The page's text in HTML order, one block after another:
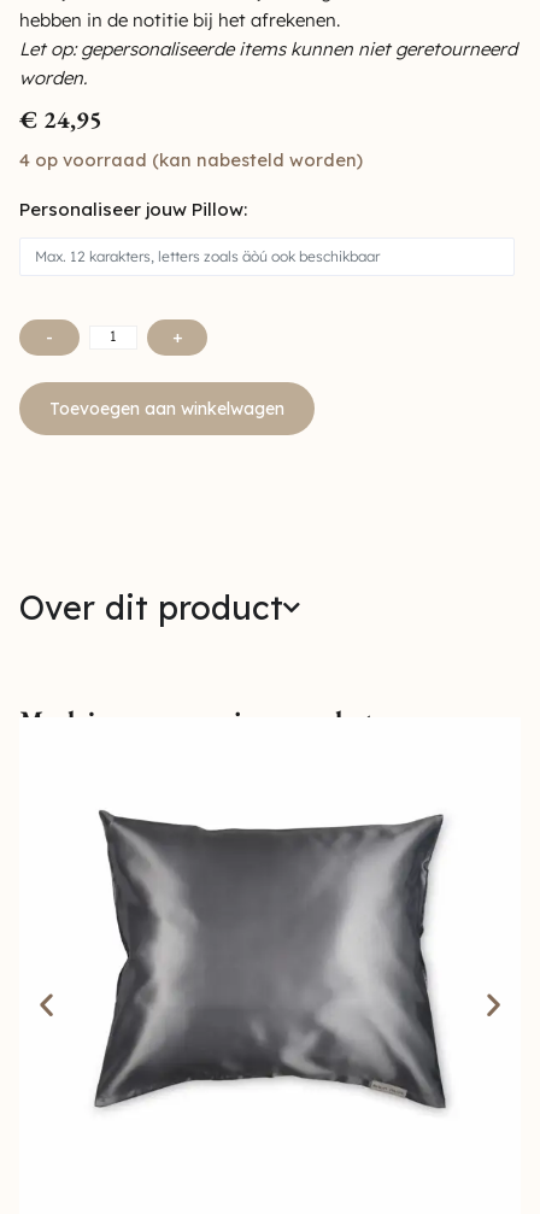
hebben in de notitie bij het afrekenen.
Let op: gepersonaliseerde items kunnen niet geretourneerd
worden.
€ 24,95
4 op voorraad (kan nabesteld worden)
Personaliseer jouw Pillow:
- +
Toevoegen aan winkelwagen
Over dit product
Maak jouw verzorging compleet